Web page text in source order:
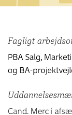
Fagligt
PBA Salg,
og BA-
Cand. Merc i